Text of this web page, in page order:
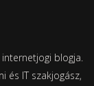
blogja.
és IT szakjogász,